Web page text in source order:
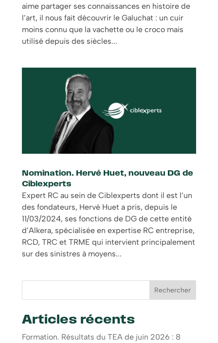
aime partager ses connaissances en histoire de
l’art, il nous fait découvrir le Galuchat : un cuir
moins connu que la vachette ou le croco mais
utilisé depuis des siècles...
Nomination. Hervé Huet, nouveau DG de
Ciblexperts
Expert RC au sein de Ciblexperts dont il est l’un
des fondateurs, Hervé Huet a pris, depuis le
11/03/2024, ses fonctions de DG de cette entité
d’Alkera, spécialisée en expertise RC entreprise,
RCD, TRC et TRME qui intervient principalement
sur des sinistres à moyens...
Rechercher
Articles récents
Formation. Résultats du TEA de juin 2026 : 8